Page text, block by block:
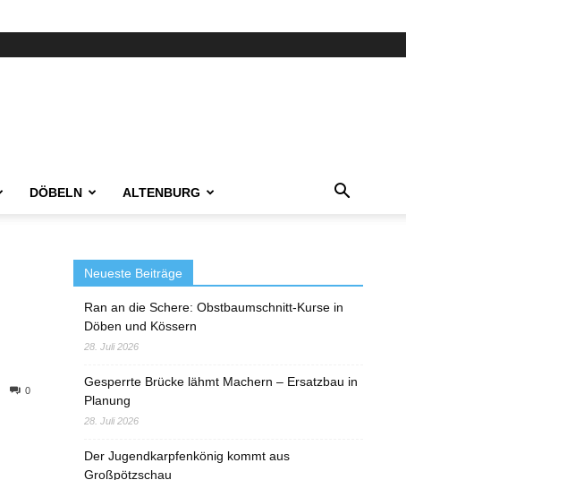
DÖBELN ALTENBURG
0
Neueste Beiträge
Ran an die Schere: Obstbaumschnitt-Kurse in
Döben und Kössern
28. Juli 2026
Gesperrte Brücke lähmt Machern – Ersatzbau in
Planung
28. Juli 2026
Der Jugendkarpfenkönig kommt aus
Großpötzschau